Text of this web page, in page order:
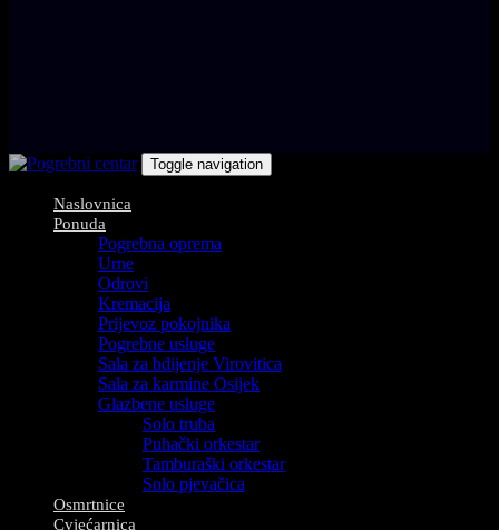
Toggle navigation
Naslovnica
Ponuda
Pogrebna oprema
Urne
Odrovi
Kremacija
Prijevoz pokojnika
Pogrebne usluge
Sala za bdijenje Virovitica
Sala za karmine Osijek
Glazbene usluge
Solo truba
Puhački orkestar
Tamburaški orkestar
Solo pjevačica
Osmrtnice
Cvjećarnica